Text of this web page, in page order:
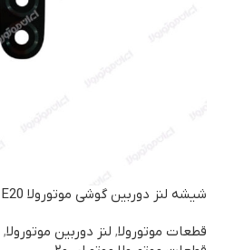
شیشه لنز دوربین گوشی موتورولا Moto E20
قطعات موتورولا, لنز دوربین موتورولا,